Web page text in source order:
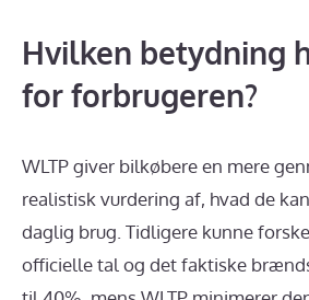
Hvilken betydning
for forbrugeren?
WLTP giver bilkøbere en mere
realistisk vurdering af, hvad de
daglig brug. Tidligere kunne
officielle tal og det faktiske